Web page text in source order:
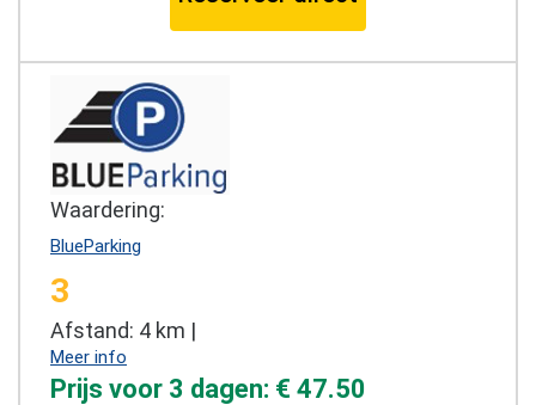
Waardering:
BlueParking
3
Afstand: 4 km |
Meer info
Prijs voor 3 dagen: € 47.50